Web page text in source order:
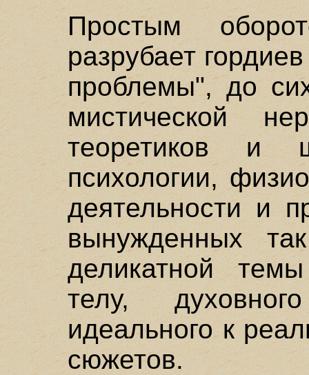
Простым
разрубает
проблемы", до
мистической
теоретиков и
психологии,
деятельности и
вынужденных
деликатной
телу,
идеального к
сюжетов.